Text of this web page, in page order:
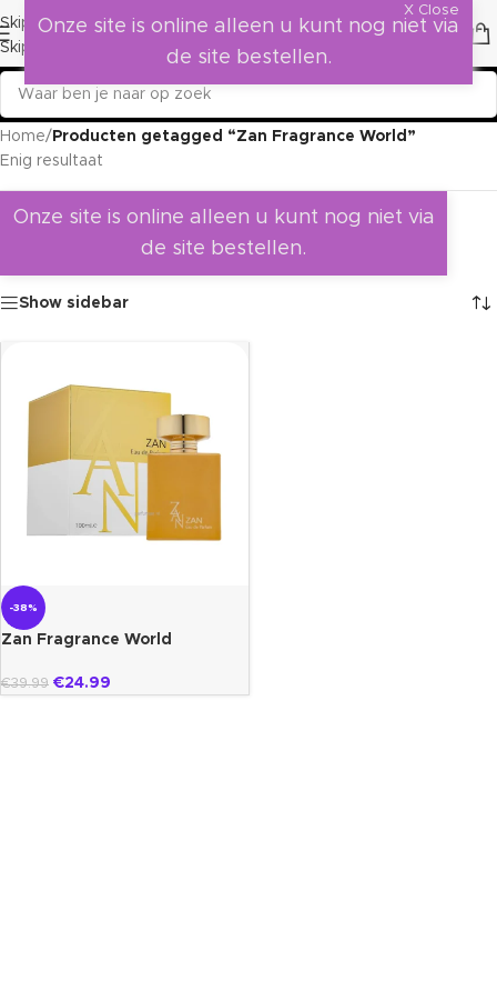
Skip to navigation
Skip to main content
Home/ Producten getagged “Zan Fragrance World”
Enig resultaat
Onze site is online alleen u kunt nog niet via
de site bestellen.
Show sidebar
-38%
Zan Fragrance World
€39.99 €24.99
X Close
Onze site is online alleen u kunt nog niet via
de site bestellen.